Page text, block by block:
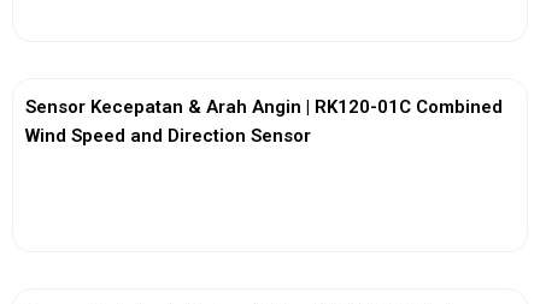
Sensor Kecepatan & Arah Angin | RK120-01C Combined
Wind Speed and Direction Sensor